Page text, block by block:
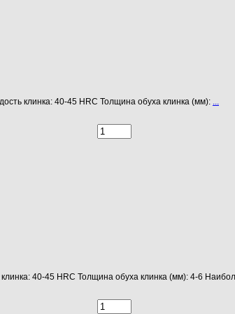
клинка: 40-45 HRC Толщина обуха клинка (мм): ...
40-45 HRC Толщина обуха клинка (мм): 4-6